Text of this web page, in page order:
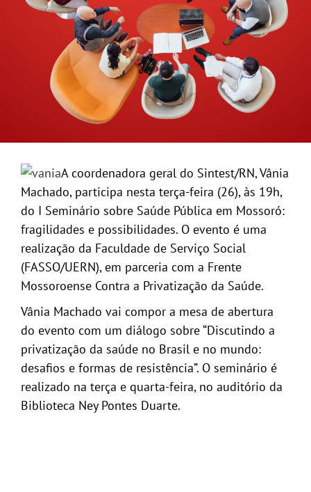
A coordenadora geral do Sintest/RN, Vânia
Machado, participa nesta terça-feira (26), às 19h,
do I Seminário sobre Saúde Pública em Mossoró:
fragilidades e possibilidades. O evento é uma
realização da Faculdade de Serviço Social
(FASSO/UERN), em parceria com a Frente
Mossoroense Contra a Privatização da Saúde.
Vânia Machado vai compor a mesa de abertura
do evento com um diálogo sobre “Discutindo a
privatização da saúde no Brasil e no mundo:
desafios e formas de resistência”. O seminário é
realizado na terça e quarta-feira, no auditório da
Biblioteca Ney Pontes Duarte.